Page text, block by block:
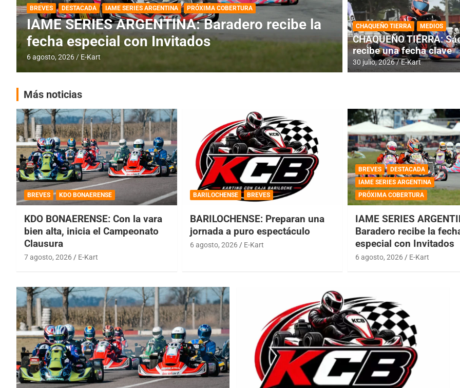
DESTACADA IAME SERIES ARGENTINA
IAME SERIES ARGENTINA: Horarios para la
fecha con Invitados
4 agosto, 2026 E-Kart
DESTACADA INFORME CENTRAL
RMC BUENOS
histórica en
4 agosto, 2026 E-Kart
CHAQUEÑO TIERRA MEDIOS
CHAQUEÑO TIERRA:
recibe una fecha clave
30 julio, 2026 E-Kart
Más noticias
BREVES KDO BONAERENSE
KDO BONAERENSE: Con la vara
bien alta, inicia el Campeonato
Clausura
7 agosto, 2026 E-Kart
BARILOCHENSE BREVES
BARILOCHENSE: Preparan una
jornada a puro espectáculo
6 agosto, 2026 E-Kart
BREVES
DESTACADA
IAME SERIES ARGENTINA
PRÓXIMA COBERTURA
IAME SERIES
Baradero recibe la
especial con Invitados
6 agosto, 2026 E-Kart